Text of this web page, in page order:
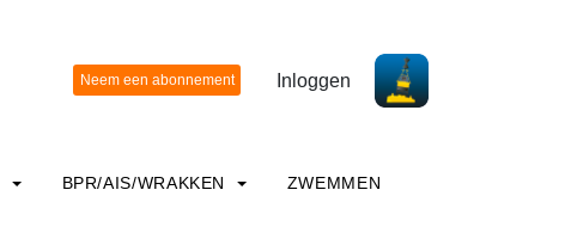
Inloggen
BPR/AIS/WRAKKEN ZWEMMEN